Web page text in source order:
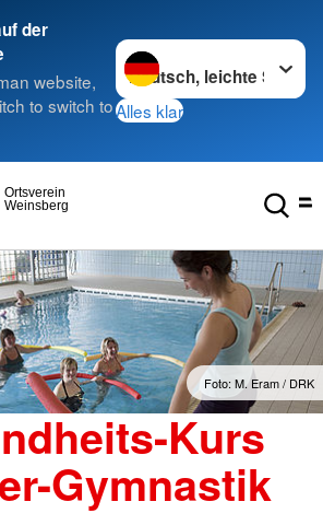
der
website,
to switch to
Sprache wechseln zu
Alles klar
Weinsberg
Ortsverein
Foto: M. Eram / DRK
Kurs
Gymnastik